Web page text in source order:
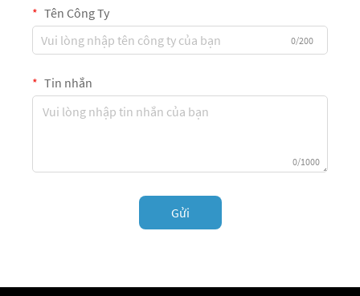
Tên Công Ty
0/200
Tin nhắn
0/1000
Gửi